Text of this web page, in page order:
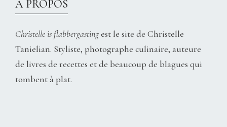
À PROPOS
Christelle is flabbergastingest le site de Christelle
Tanielian. Styliste, photographe culinaire, auteure
de livres de recettes et de beaucoup de blagues qui
tombent à plat.